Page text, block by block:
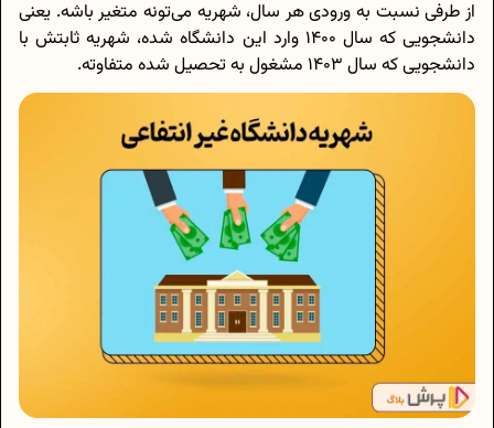
از طرفی نسبت به ورودی هر سال، شهریه می‌تونه متغیر باشه. یعنی
دانشجویی که سال 1400 وارد این دانشگاه شده، شهریه ثابتش با
دانشجویی که سال 1403 مشغول به تحصیل شده متفاوته.